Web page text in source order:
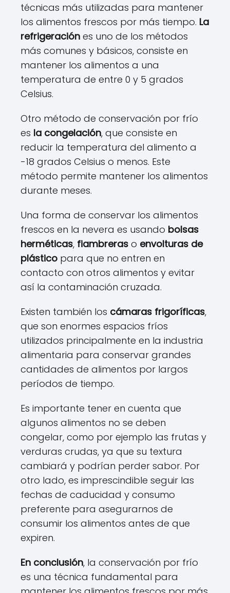
técnicas más utilizadas para mantener
los alimentos frescos por más tiempo. La
refrigeración es uno de los métodos
más comunes y básicos, consiste en
mantener los alimentos a una
temperatura de entre 0 y 5 grados
Celsius.
Otro método de conservación por frío
es la congelación, que consiste en
reducir la temperatura del alimento a
-18 grados Celsius o menos. Este
método permite mantener los alimentos
durante meses.
Una forma de conservar los alimentos
frescos en la nevera es usando bolsas
herméticas, fiambreras o envolturas de
plástico para que no entren en
contacto con otros alimentos y evitar
así la contaminación cruzada.
Existen también los cámaras frigoríficas,
que son enormes espacios fríos
utilizados principalmente en la industria
alimentaria para conservar grandes
cantidades de alimentos por largos
períodos de tiempo.
Es importante tener en cuenta que
algunos alimentos no se deben
congelar, como por ejemplo las frutas y
verduras crudas, ya que su textura
cambiará y podrían perder sabor. Por
otro lado, es imprescindible seguir las
fechas de caducidad y consumo
preferente para asegurarnos de
consumir los alimentos antes de que
expiren.
En conclusión, la conservación por frío
es una técnica fundamental para